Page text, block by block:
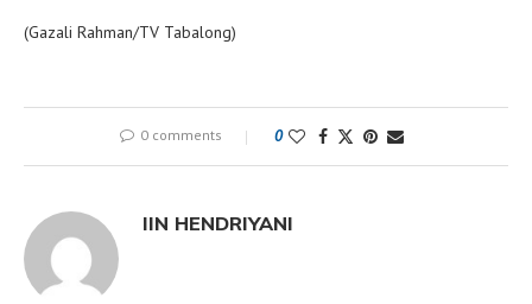
(Gazali Rahman/TV Tabalong)
0 comments 0
IIN HENDRIYANI